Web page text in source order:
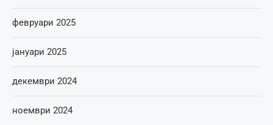
февруари 2025
јануари 2025
декември 2024
ноември 2024